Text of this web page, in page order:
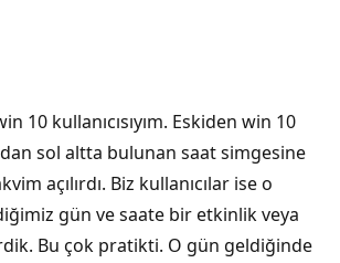
10 kullanıcısıyım. Eskiden win 10
sol altta bulunan saat simgesine
açılırdı. Biz kullanıcılar ise o
gün ve saate bir etkinlik veya
Bu çok pratikti. O gün geldiğinde